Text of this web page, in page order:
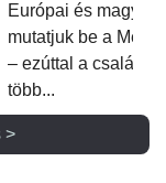
Európai és magyar
mutatjuk be a
– ezúttal a családi
több...
>